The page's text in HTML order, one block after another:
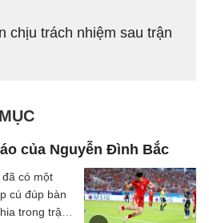
chịu trách nhiệm sau trận
của Nguyễn Đình Bắc
có một
cú đúp bàn
trong trận